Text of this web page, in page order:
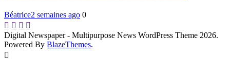
Béatrice2 semaines ago 0
Digital Newspaper - Multipurpose News WordPress Theme 2026.
Powered By BlazeThemes.